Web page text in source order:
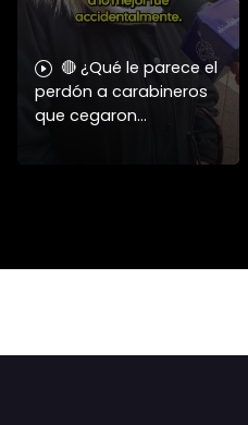
🔴 ¿Qué le parece el
perdón a carabineros
que cegaron